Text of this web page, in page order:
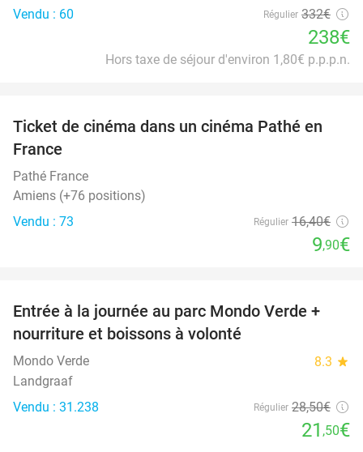
Vendu : 60
Régulier 332€
238€
Hors taxe de séjour d'environ 1,80€ p.p.p.n.
40%
Ticket de cinéma dans un cinéma Pathé en
France
Pathé France
Amiens (+76 positions)
Vendu : 73
Régulier 16,40€
9,90€
25%
Entrée à la journée au parc Mondo Verde +
nourriture et boissons à volonté
Mondo Verde 8.3 star
Landgraaf
Vendu : 31.238
Régulier 28,50€
21 ,50€